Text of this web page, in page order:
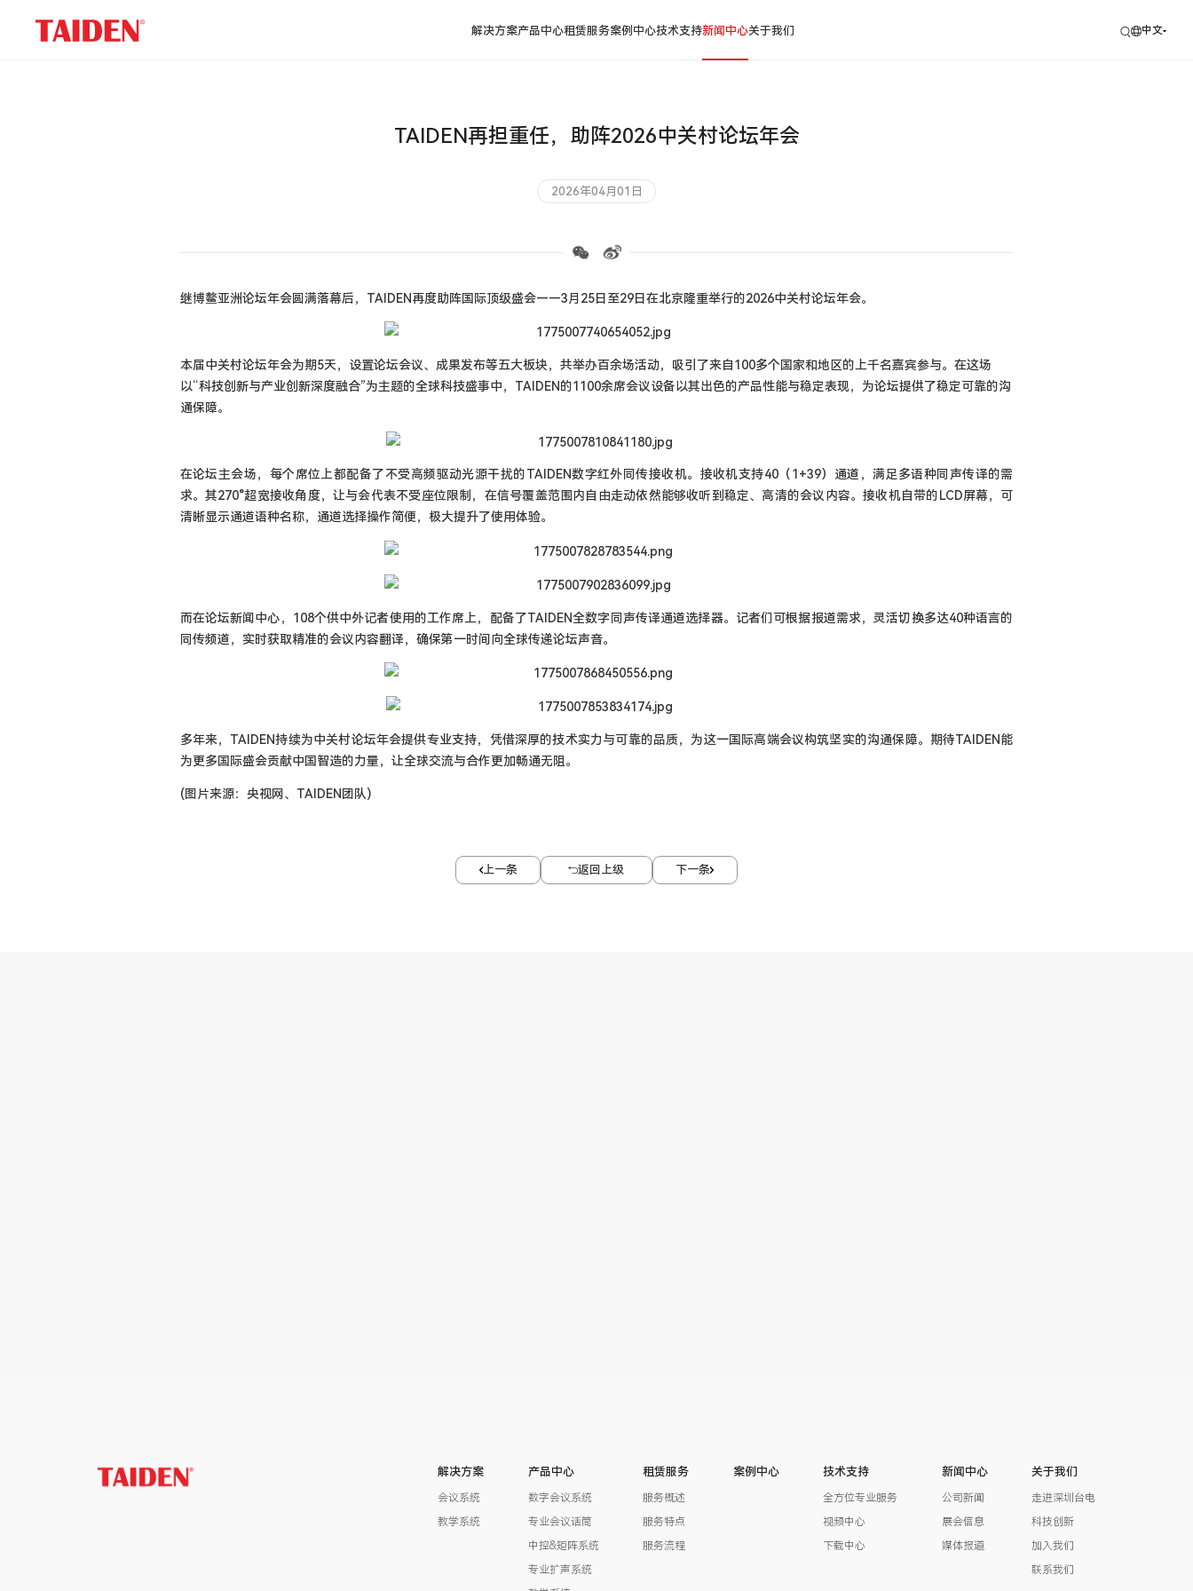
解决方案产品中心租赁服务案例中心技术支持新闻中心关于我们 中文
TAIDEN再担重任，助阵2026中关村论坛年会
2026年04月01日
继博鳌亚洲论坛年会圆满落幕后， TAIDEN再度助阵国际顶级盛会——3月 25日至29日在北京隆重举行的2026中关村论坛年会。
本届中关村论坛年会为期5天，设置论坛会议、成果发布等五大板块，共举办百余场活动，吸引了来自100多个国家和地区的上千名嘉宾参与。在这场
以“科技创新与产业创新深度融合”为主题的全球科技盛事中， TAIDEN的1100余席会议设备以其出色的产品性能与稳定表现，为论坛提供了稳定可靠的沟
通保障。
在论坛主会场，每个席位上都配备了不受高频驱动光源干扰的TAIDEN数字红外同传接收机。接收机支持40（ 1+39）通道，满足多语种同声传译的需
求。其270°超宽接收角度，让与会代表不受座位限制，在信号覆盖范围内自由走动依然能够收听到稳定、高清的会议内容。接收机自带的 LCD屏幕，可
清晰显示通道语种名称，通道选择操作简便，极大提升了使用体验。
而在论坛新闻中心， 108个供中外记者使用的工作席上，配备了TAIDEN全数字同声传译通道选择器。记者们可根据报道需求，灵活切换多达40种语言的
同传频道，实时获取精准的会议内容翻译，确保第一时间向全球传递论坛声音。
多年来， TAIDEN持续为中关村论坛年会提供专业支持，凭借深厚的技术实力与可靠的品质，为这一国际高端会议构筑坚实的沟通保障。期待TAIDEN能
为更多国际盛会贡献中国智造的力量，让全球交流与合作更加畅通无阻。
(图片来源：央视网、TAIDEN团队)
上一条 返回上级 下一条
解决方案
会议系统
教学系统
产品中心
数字会议系统
专业会议话筒
中控&矩阵系统
专业扩声系统
租赁服务
服务概述
服务特点
服务流程
案例中心 技术支持
全方位专业服务
视频中心
下载中心
新闻中心
公司新闻
展会信息
媒体报道
关于我们
走进深圳台电
科技创新
加入我们
联系我们